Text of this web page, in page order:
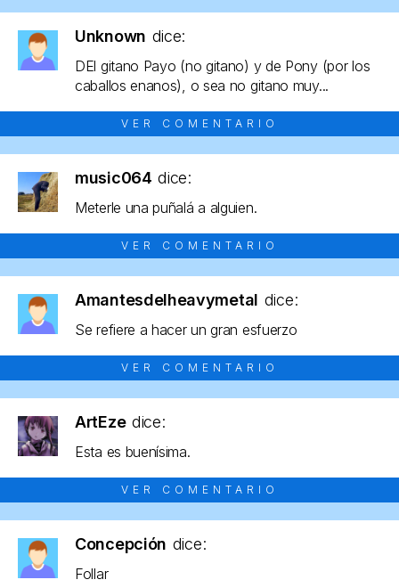
Unknown dice:
DEl gitano Payo (no gitano) y de Pony (por los
caballos enanos), o sea no gitano muy...
VER COMENTARIO
music064 dice:
Meterle una puñalá a alguien.
VER COMENTARIO
Amantesdelheavymetal dice:
Se refiere a hacer un gran esfuerzo
VER COMENTARIO
ArtEze dice:
Esta es buenísima.
VER COMENTARIO
Concepción dice:
Follar